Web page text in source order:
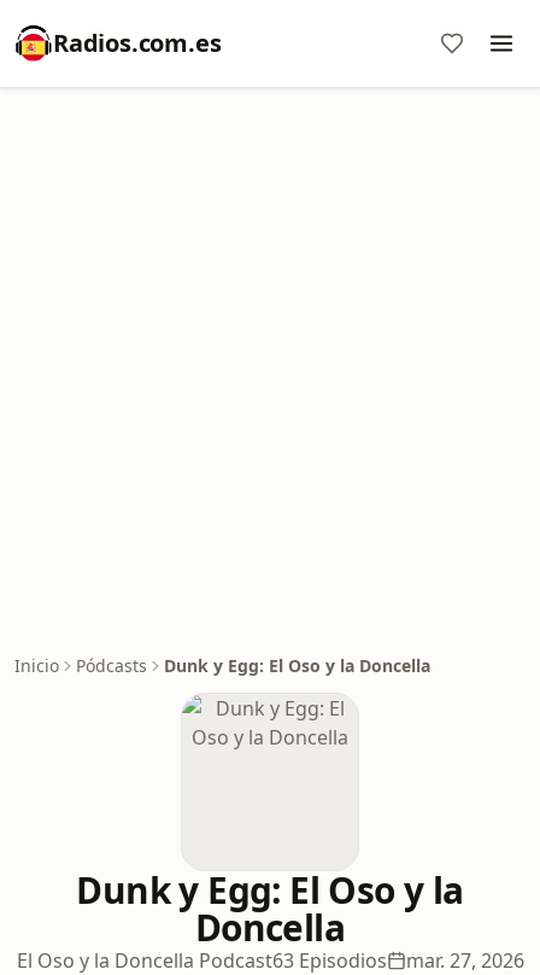
Radios.com.es
Inicio Pódcasts Dunk y Egg: El Oso y la Doncella
Dunk y Egg: El Oso y la
Doncella
El Oso y la Doncella Podcast63 Episodios mar. 27, 2026